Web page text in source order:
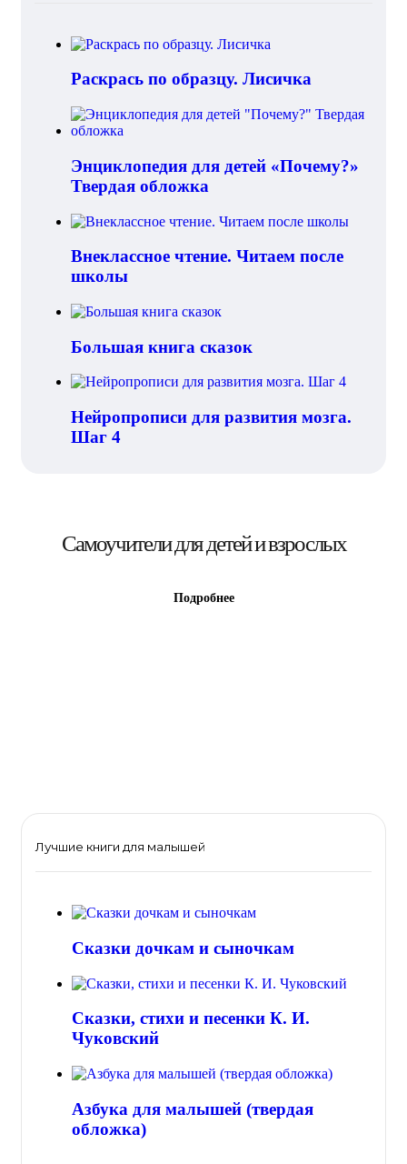
Раскрась по образцу. Лисичка
Энциклопедия для детей «Почему?»
Твердая обложка
Внеклассное чтение. Читаем после
школы
Большая книга сказок
Нейропрописи для развития мозга.
Шаг 4
Самоучители для детей и взрослых
Подробнее
Лучшие книги для малышей
Сказки дочкам и сыночкам
Сказки, стихи и песенки К. И.
Чуковский
Азбука для малышей (твердая
обложка)